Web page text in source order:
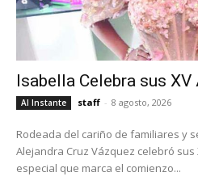
Isabella Celebra sus XV
Al Instante staff - 8 agosto, 2026
Rodeada del cariño de familiares y
Alejandra Cruz Vázquez celebró
especial que marca el comienzo...